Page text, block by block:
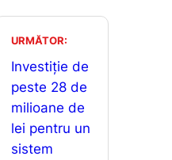
s
A
p
p
s
e
n
g
er
URMĂTOR:
Investiție de
peste 28 de
milioane de
lei pentru un
sistem